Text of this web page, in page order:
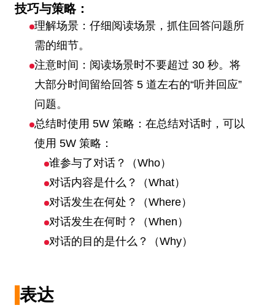
技巧与策略：
理解场景：仔细阅读场景，抓住回答问题所
需的细节。
注意时间：阅读场景时不要超过 30 秒。将
大部分时间留给回答 5 道左右的“听并回应”
问题。
总结时使用 5W 策略：在总结对话时，可以
使用 5W 策略：
谁参与了对话？（Who）
对话内容是什么？（What）
对话发生在何处？（Where）
对话发生在何时？（When）
对话的目的是什么？（Why）
表达